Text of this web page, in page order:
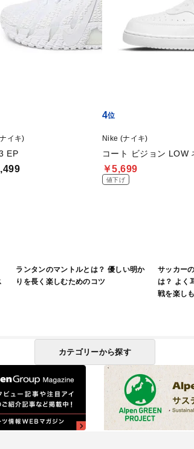
イキ)
EP
4
Nike (ナイキ)
コート ビジョン LOW
￥5,699
値下げ
ランタンのマントルとは？ 優しい明か
りを長く楽しむためのコツ
サッカー
は？ よく
戦を楽し
カテゴリーから探す